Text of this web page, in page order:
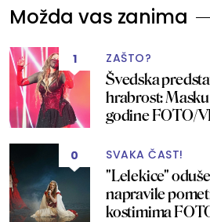
Možda vas zanima
1 ZAŠTO?
Švedska
hrabrost:
godine FOTO/
0 SVAKA ČAST!
"Lelekice"
napravile
kostimima